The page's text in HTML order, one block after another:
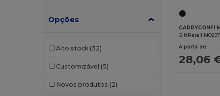
Opções
Alto stock (32)
Customizável (5)
Novos produtos (2)
GiftRetail
A partir de:
28,06